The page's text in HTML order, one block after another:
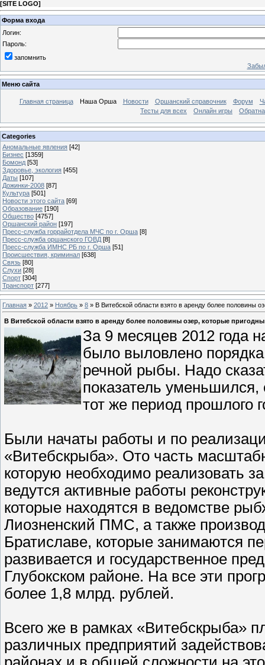
[SITE LOGO]
Форма входа
Логин:
Пароль:
запомнить
Меню сайта
Главная страница Наша Орша Новости Оршанский справочник Форум
Тесты для всех
Онлайн игры
Categories
Аномальные явления [42]
Бизнес [1359]
Бомонд [53]
Здоровье, экология [455]
Даты [107]
Дожинки-2008 [87]
Культура [501]
Новости этого сайта [69]
Образование [190]
Общество [4757]
Оршанский район [197]
Пресс-служба горрайотдела МЧС по г. Орша [8]
Пресс-служба оршанского ГОВД [8]
Пресс-служба ИМНС РБ по г. Орша [51]
Проиcшествия, криминал [638]
Связь [80]
Слухи [28]
Спорт [304]
Транспорт [277]
Главная » 2012 » Ноябрь » 8 » В Витебской области взято в аренду более половины
В Витебской области взято в аренду более половины озер, которые
За 9 месяцев 2012 года
было выловлено
речной рыбы. Надо
показатель
тот же период прошлого
Были начаты работы и по
«Витебскрыба». Ото часть
которую необходимо реализовать
ведутся активные работы
которые находятся в ведомстве
Лиозненский ПМС, а также
Братиславе, которые занимаются
развивается и государственное
Глубокском районе. На все эти
более 1,8 млрд. рублей.
Всего же в рамках «Витебскрыба»
различных предприятий